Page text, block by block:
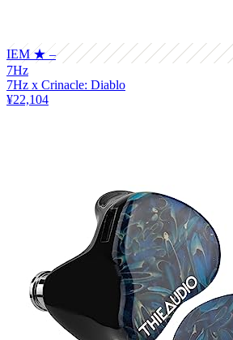
IEM ★ –
7Hz
7Hz x Crinacle: Diablo
¥22,104